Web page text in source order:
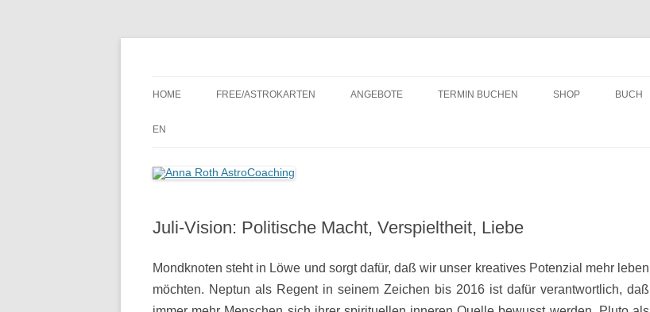
Inhalt
HOME FREE/ASTROKARTEN ANGEBOTE TERMIN BUCHEN SHOP BUCH
EN
Juli-Vision: Politische Macht, Verspieltheit, Liebe
Mondknoten steht in Löwe und sorgt dafür, daß wir unser kreatives Potenzial mehr leben
möchten. Neptun als Regent in seinem Zeichen bis 2016 ist dafür verantwortlich, daß